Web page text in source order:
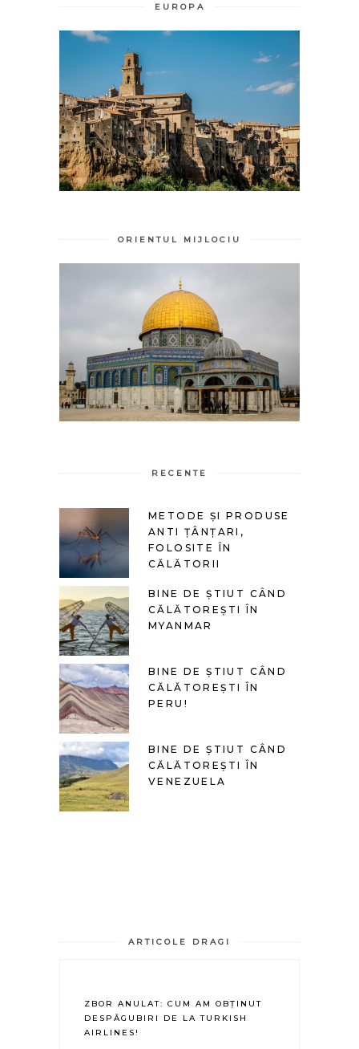
EUROPA
ORIENTUL MIJLOCIU
RECENTE
METODE ȘI PRODUSE
ANTI ȚÂNȚARI,
FOLOSITE ÎN
CĂLĂTORII
BINE DE ȘTIUT CÂND
CĂLĂTOREȘTI ÎN
MYANMAR
BINE DE ȘTIUT CÂND
CĂLĂTOREȘTI ÎN
PERU!
BINE DE ȘTIUT CÂND
CĂLĂTOREȘTI ÎN
VENEZUELA
ARTICOLE DRAGI
ZBOR ANULAT: CUM AM OBȚINUT
DESPĂGUBIRI DE LA TURKISH
AIRLINES!